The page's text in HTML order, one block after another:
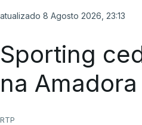
atualizado 8 Agosto 2026, 23:13
Sporting
na Amadora
RTP